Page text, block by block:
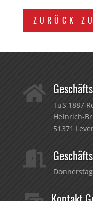
ZURÜCK

TuS 1887
Heinrich-
51371
